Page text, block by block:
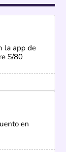
la app de
S/80
en